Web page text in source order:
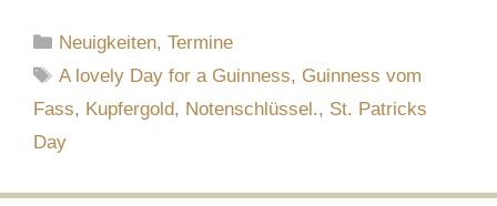
Kategorien
Neuigkeiten,Termine
Schlagwörter
A lovely Day for a Guinness, Guinness vom
Fass, Kupfergold, Notenschlüssel., St. Patricks
Day